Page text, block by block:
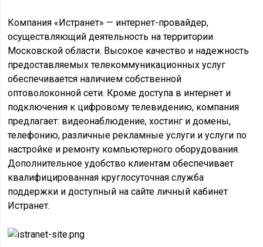
Компания «Истранет» — интернет-провайдер,
осуществляющий деятельность на территории
Московской области. Высокое качество и надежность
предоставляемых телекоммуникационных услуг
обеспечивается наличием собственной
оптоволоконной сети. Кроме доступа в интернет и
подключения к цифровому телевидению, компания
предлагает: видеонаблюдение, хостинг и домены,
телефонию, различные рекламные услуги и услуги по
настройке и ремонту компьютерного оборудования.
Дополнительное удобство клиентам обеспечивает
квалифицированная круглосуточная служба
поддержки и доступный на сайте личный кабинет
Истранет.